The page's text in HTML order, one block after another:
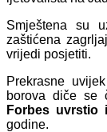
Smještena su
zaštićena
vrijedi posjetiti.
Prekrasne
borova diče se
Forbes
godine.